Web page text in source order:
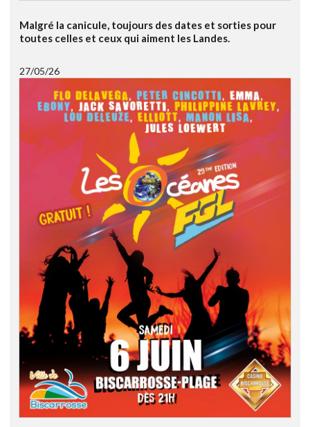
Malgré la canicule, toujours des dates et sorties pour
toutes celles et ceux qui aiment les Landes.
27/05/26